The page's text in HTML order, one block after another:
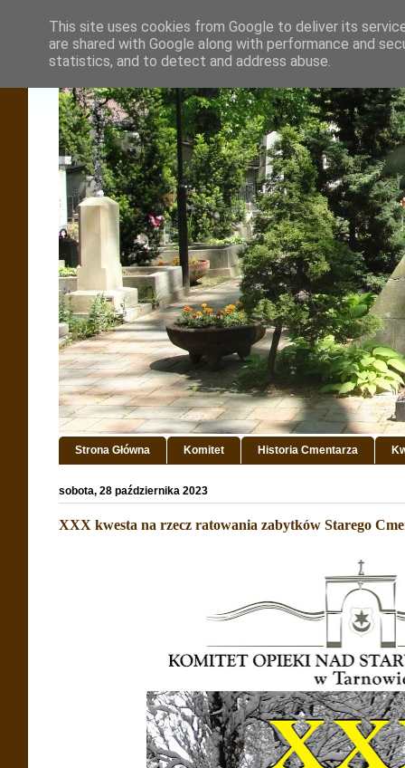
Strona Główna Komitet Historia Cmentarza
sobota, 28 października 2023
XXX kwesta na rzecz ratowania zabytków Starego
This site uses cookies from Google to deliver its
are shared with Google along with performance and
statistics, and to detect and address abuse.